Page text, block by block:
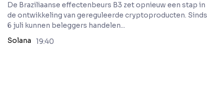
De Braziliaanse effectenbeurs B3 zet opnieuw een stap in
de ontwikkeling van gereguleerde cryptoproducten. Sinds
6 juli kunnen beleggers handelen...
Solana
19:40